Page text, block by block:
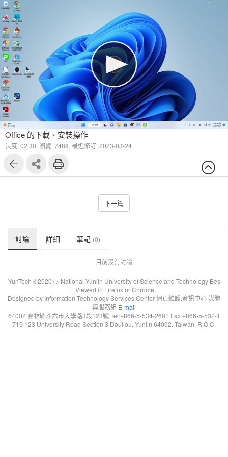
Office 的下載、安裝操作
長度: 02:30, 瀏覽: 7488, 最近修訂: 2023-03-24
下一篇
討論 詳細 筆記 (0)
目前沒有討論
YunTech ©2020>> National Yunlin University of Science and Technology Bes
t Viewed in Firefox or Chrome.
Designed by Information Technology Services Center 網頁維護.資訊中心 媒體
與服務組 E-mail
64002 雲林縣斗六市大學路3段123號 Tel:+866-5-534-2601 Fax:+866-5-532-1
719 123 University Road Section 3 Douliou. Yunlin 64002. Taiwan. R.O.C.